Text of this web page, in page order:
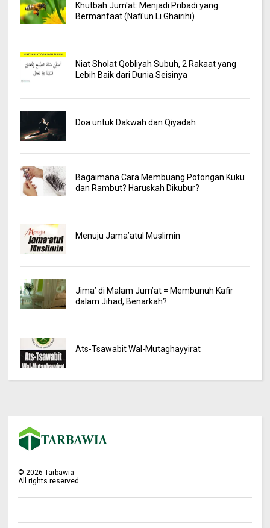
Khutbah Jum'at: Menjadi Pribadi yang
Bermanfaat (Nafi'un Li Ghairihi)
Niat Sholat Qobliyah Subuh, 2 Rakaat yang
Lebih Baik dari Dunia Seisinya
Doa untuk Dakwah dan Qiyadah
Bagaimana Cara Membuang Potongan Kuku
dan Rambut? Haruskah Dikubur?
Menuju Jama’atul Muslimin
Jima’ di Malam Jum’at = Membunuh Kafir
dalam Jihad, Benarkah?
Ats-Tsawabit Wal-Mutaghayyirat
© 2026 Tarbawia
All rights reserved.